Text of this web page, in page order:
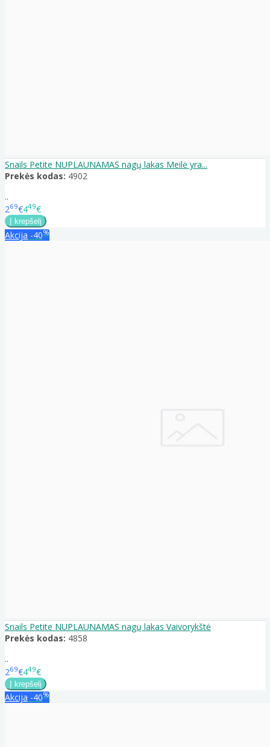
Snails Petite NUPLAUNAMAS nagų lakas Meilė yra...
Prekės kodas: 4902
..
269€449€
Akcija -40%
Snails Petite NUPLAUNAMAS nagų lakas Vaivorykštė
Prekės kodas: 4858
..
269€449€
Akcija -40%